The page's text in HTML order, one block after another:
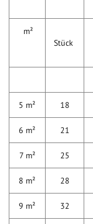
m²
Stück
5 m² 18
6 m² 21
7 m² 25
8 m² 28
9 m² 32